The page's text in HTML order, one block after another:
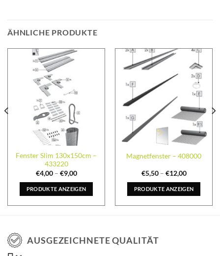
ÄHNLICHE PRODUKTE
Fenster Slim 130x150cm –
433220
€4,00– €9,00
PRODUKTE ANZEIGEN
Magnetfenster – 408000
€5,50– €12,00
PRODUKTE ANZEIGEN
AUSGEZEICHNETE QUALITÄT